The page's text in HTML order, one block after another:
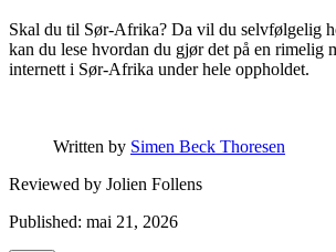
Skal du til Sør-Afrika? Da vil du selvfølgelig
kan du lese hvordan du gjør det på en rimelig
internett i Sør-Afrika under hele oppholdet.
Written by Simen Beck Thoresen
Reviewed by Jolien Follens
Published: mai 21, 2026